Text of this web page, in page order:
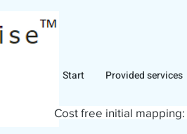
Start Provided services
Cost free initial mapping: